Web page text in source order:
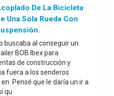
De La Bicicleta
Una Sola Rueda Con
buscaba al conseguir un
BOB Ibex para
de construcción y
fuera a los senderos
Pensé que le daría un ir a
qu